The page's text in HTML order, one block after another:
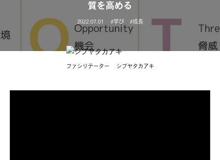
質を高める
2022.07.01 学び 成長
ファシリテーター シブヤタカアキ